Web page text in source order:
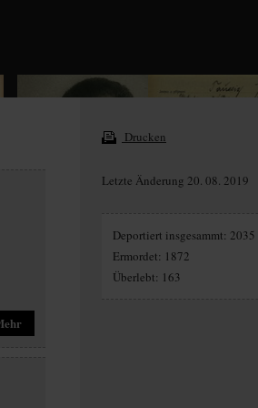
Drucken
Letzte Änderung 20. 08. 2019
Deportiert insgesammt: 2035
Ermordet: 1872
Überlebt: 163